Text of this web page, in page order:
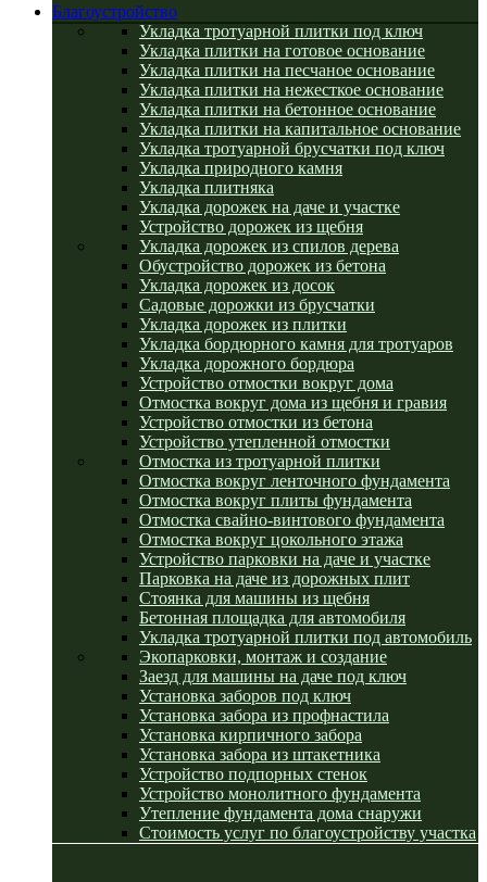
Благоустройство
Укладка тротуарной плитки под ключ
Укладка плитки на готовое основание
Укладка плитки на песчаное основание
Укладка плитки на нежесткое основание
Укладка плитки на бетонное основание
Укладка плитки на капитальное основание
Укладка тротуарной брусчатки под ключ
Укладка природного камня
Укладка плитняка
Укладка дорожек на даче и участке
Устройство дорожек из щебня
Укладка дорожек из спилов дерева
Обустройство дорожек из бетона
Укладка дорожек из досок
Садовые дорожки из брусчатки
Укладка дорожек из плитки
Укладка бордюрного камня для тротуаров
Укладка дорожного бордюра
Устройство отмостки вокруг дома
Отмостка вокруг дома из щебня и гравия
Устройство отмостки из бетона
Устройство утепленной отмостки
Отмостка из тротуарной плитки
Отмостка вокруг ленточного фундамента
Отмостка вокруг плиты фундамента
Отмостка свайно-винтового фундамента
Отмостка вокруг цокольного этажа
Устройство парковки на даче и участке
Парковка на даче из дорожных плит
Стоянка для машины из щебня
Бетонная площадка для автомобиля
Укладка тротуарной плитки под автомобиль
Экопарковки, монтаж и создание
Заезд для машины на даче под ключ
Установка заборов под ключ
Установка забора из профнастила
Установка кирпичного забора
Установка забора из штакетника
Устройство подпорных стенок
Устройство монолитного фундамента
Утепление фундамента дома снаружи
Стоимость услуг по благоустройству участка